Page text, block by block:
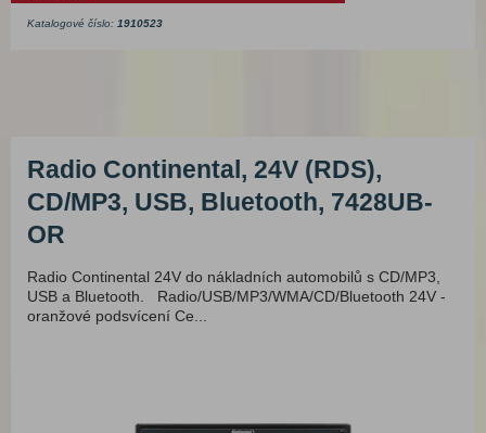
Katalogové číslo: 1910523
Radio Continental, 24V (RDS),
CD/MP3, USB, Bluetooth, 7428UB-
OR
Radio Continental 24V do nákladních automobilů s CD/MP3,
USB a Bluetooth. Radio/USB/MP3/WMA/CD/Bluetooth 24V -
oranžové podsvícení Ce...